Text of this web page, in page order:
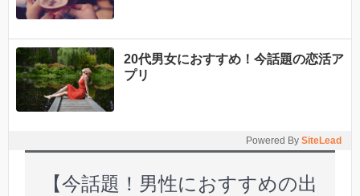
20代男女におすすめ！今話題の恋活ア
プリ
Powered By SiteLead
【今話題！男性におすすめの出